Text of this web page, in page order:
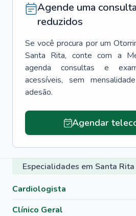
Agende uma
reduzidos
Se você procura por um
Santa Rita, conte com a
agenda consultas e
acessíveis, sem
adesão.
Agendar
Especialidades em Santa
Cardiologista
Clínico Geral